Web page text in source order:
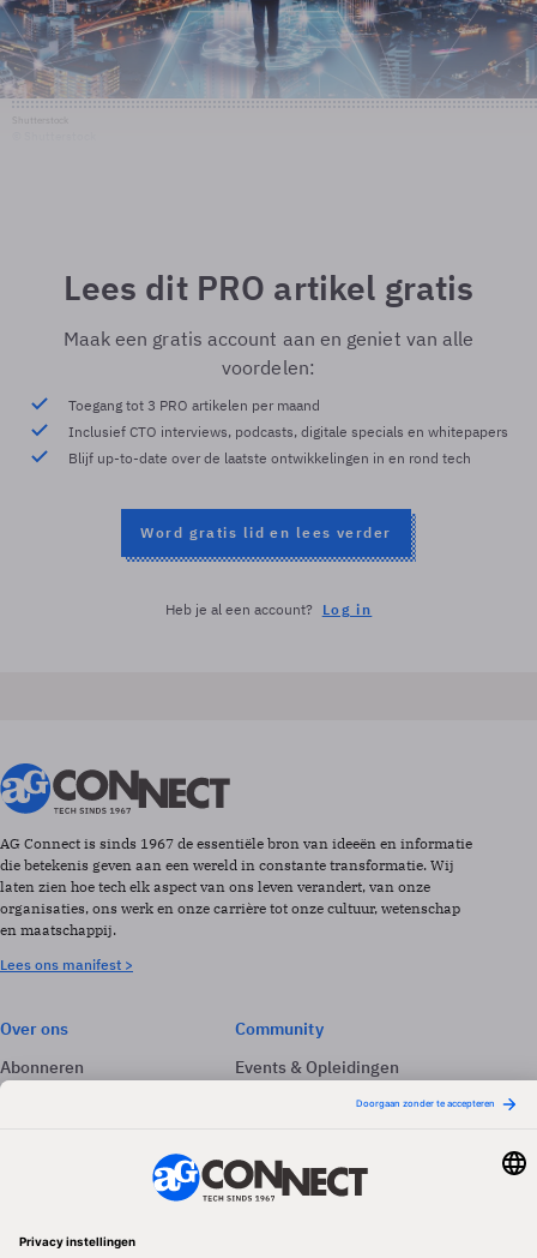
Lees dit PRO artikel gratis
Maak een gratis account aan en geniet van alle
voordelen:
Toegang tot 3 PRO artikelen per maand
Inclusief CTO interviews, podcasts, digitale specials en whitepapers
Blijf up-to-date over de laatste ontwikkelingen in en rond tech
Word gratis lid en lees verder
Heb je al een account? Log in
AG Connect is sinds 1967 de essentiële bron van ideeën en informatie
die betekenis geven aan een wereld in constante transformatie. Wij
laten zien hoe tech elk aspect van ons leven verandert, van onze
organisaties, ons werk en onze carrière tot onze cultuur, wetenschap
en maatschappij.
Lees ons manifest >
Over ons
Abonneren
Adverteren
Community
Events & Opleidingen
Volg ons